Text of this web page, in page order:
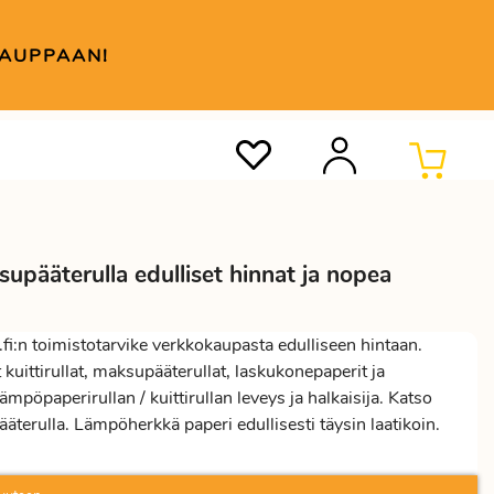
edulliset hinnat ja nopea
toimistotarvike verkkokaupasta edulliseen hintaan.
maksupääterullat, laskukonepaperit ja
/ kuittirullan leveys ja halkaisija. Katso
Lämpöherkkä paperi edullisesti täysin laatikoin.